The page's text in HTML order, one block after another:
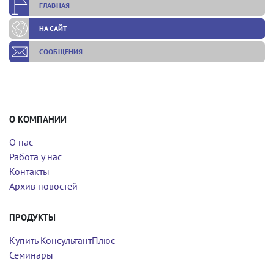
ГЛАВНАЯ
НА САЙТ
СООБЩЕНИЯ
О КОМПАНИИ
О нас
Работа у нас
Контакты
Архив новостей
ПРОДУКТЫ
Купить КонсультантПлюс
Семинары